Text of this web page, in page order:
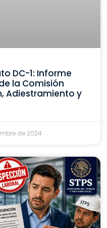
DC-1: Informe
la Comisión
Adiestramiento y
de 2024